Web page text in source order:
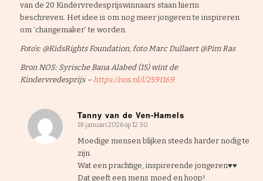
van de 20 Kindervredesprijswinnaars staan hierin
beschreven. Het idee is om nog meer jongeren te inspireren
om ‘changemaker’ te worden.
Foto’s: @KidsRights Foundation, foto Marc Dullaert @Pim Ras
Bron NOS: Syrische Bana Alabed (15) wint de
Kindervredesprijs – https://nos.nl/l/2591169
Tanny van de Ven-Hamels
zegt:
18 januari 2026 op 12:30
Moedige mensen blijken steeds harder nodig te
zijn.
Wat een prachtige, inspirerende jongeren♥️♥️
Dat geeft een mens moed en hoop!